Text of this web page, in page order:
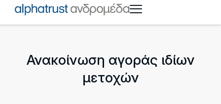
Ανακοίνωση αγοράς ιδίων
μετοχών